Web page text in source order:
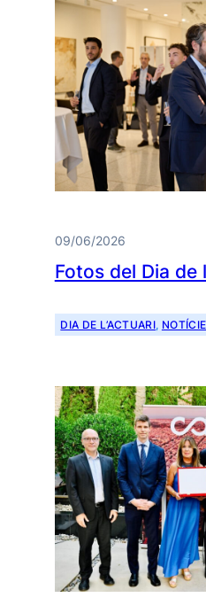
09/06/2026
Fotos del Dia de
DIA DE L’ACTUARI,